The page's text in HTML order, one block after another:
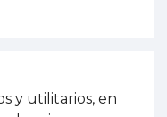
y utilitarios, en